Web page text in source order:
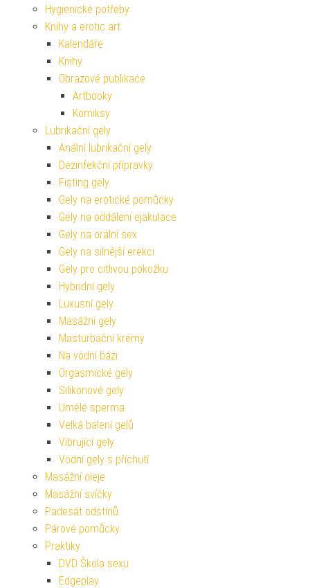
Hygienické potřeby
Knihy a erotic art
Kalendáře
Knihy
Obrazové publikace
Artbooky
Komiksy
Lubrikační gely
Anální lubrikační gely
Dezinfekční přípravky
Fisting gely
Gely na erotické pomůcky
Gely na oddálení ejakulace
Gely na orální sex
Gely na silnější erekci
Gely pro citlivou pokožku
Hybridní gely
Luxusní gely
Masážní gely
Masturbační krémy
Na vodní bázi
Orgasmické gely
Silikonové gely
Umělé sperma
Velká balení gelů
Vibrující gely
Vodní gely s příchutí
Masážní oleje
Masážní svíčky
Padesát odstínů
Párové pomůcky
Praktiky
DVD Škola sexu
Edgeplay